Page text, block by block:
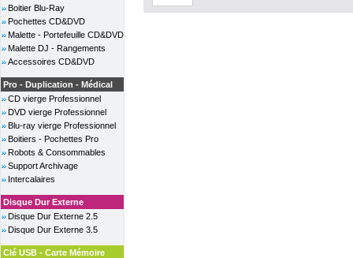
Boitier Blu-Ray
Pochettes CD&DVD
Malette - Portefeuille CD&DVD
Malette DJ - Rangements
Accessoires CD&DVD
Pro - Duplication - Médical
CD vierge Professionnel
DVD vierge Professionnel
Blu-ray vierge Professionnel
Boitiers - Pochettes Pro
Robots & Consommables
Support Archivage
Intercalaires
Disque Dur Externe
Disque Dur Externe 2.5
Disque Dur Externe 3.5
Clé USB - Carte Mémoire